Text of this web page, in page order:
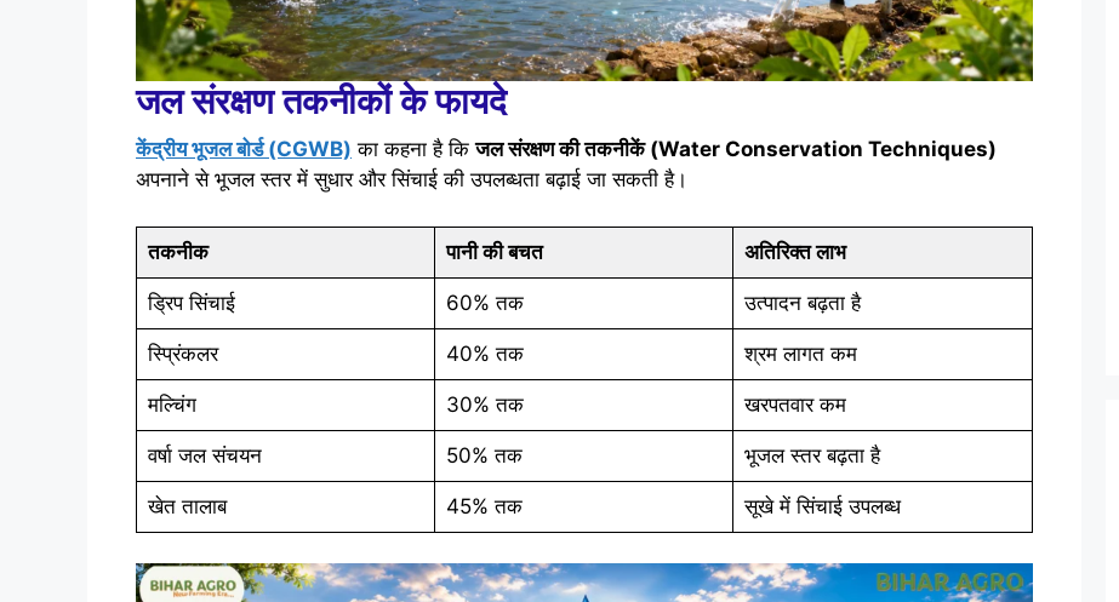
जल संरक्षण तकनीकों के फायदे
केंद्रीय भूजल बोर्ड (CGWB) का कहना है किजल संरक्षण की तकनीकें (Water Conservation Techniques)
अपनाने से भूजल स्तर में सुधार और सिंचाई की उपलब्धता बढ़ाई जा सकती है।
तकनीक पानी की बचत अतिरिक्त लाभ
ड्रिप सिंचाई 60% तक उत्पादन बढ़ता है
स्प्रिंकलर 40% तक श्रम लागत कम
मल्चिंग 30% तक खरपतवार कम
वर्षा जल संचयन 50% तक भूजल स्तर बढ़ता है
खेत तालाब 45% तक सूखे में सिंचाई उपलब्ध